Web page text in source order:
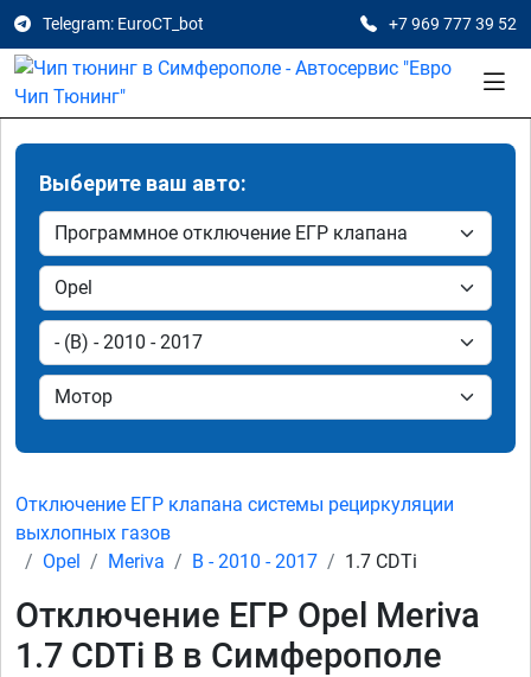
Telegram: EuroCT_bot +7 969 777 39 52
Выберите ваш авто:
Отключение ЕГР клапана системы рециркуляции
выхлопных газов
Opel
Meriva B - 2010 - 2017 1.7 CDTi
Отключение ЕГР Opel Meriva
1.7 CDTi B в Симферополе